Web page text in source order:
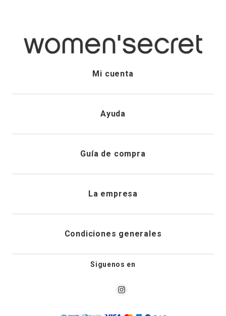
Mi cuenta
Registrarme
Historial de pedidos
Ayuda
Envíanos un email
Cambios, devoluciones y desistimiento
Guía de compra
Cuidado de prendas
La empresa
Tiendas
Newsletter
Condiciones generales
Aviso legal
Siguenos en